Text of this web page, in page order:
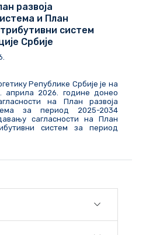
развоја
и План
систем
Србије
Републике Србије је на
априла 2026. године донео
на План развоја
за период 2025-2034
сагласности на План
систем за период